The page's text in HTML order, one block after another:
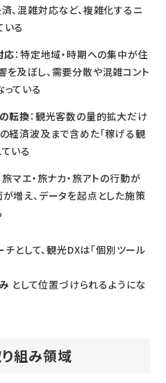
、混雑対応など、複雑化するニ
る
応：特定地域・時期への集中が住
及ぼし、需要分散や混雑コント
ている
転換：観光客数の量的拡大だけ
経済波及まで含めた「稼げる観
いる
旅マエ・旅ナカ・旅アトの行動が
増え、データを起点とした施策
として、観光DXは「個別ツール
として位置づけられるようにな
組み領域